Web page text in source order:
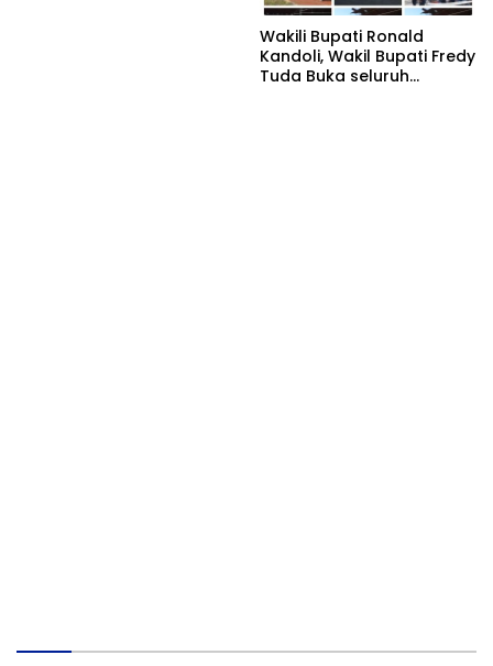
Wakili Bupati Ronald
Kandoli, Wakil Bupati Fredy
Tuda Buka seluruh